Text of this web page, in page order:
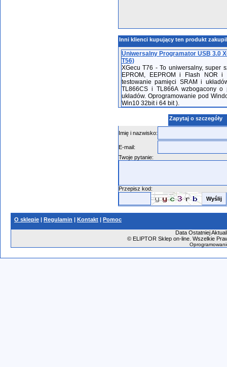
Inni klienci kupujący ten produkt
Uniwersalny Programator USB 3.0
T56)
XGecu T76 - To uniwersalny, super
EPROM, EEPROM i Flash NOR i
testowanie pamięci SRAM i
TL866CS i TL866A wzbogacony o
układów. Oprogramowanie pod
Win10 32bit i 64 bit ).
Zapytaj o szczegóły
Imię i nazwisko:
E-mail:
Twoje pytanie:
Przepisz kod:
O sklepie | Regulamin | Kontakt | Pomoc
Data Ostatniej
©ELIPTOR Sklep on-line. Wszelkie